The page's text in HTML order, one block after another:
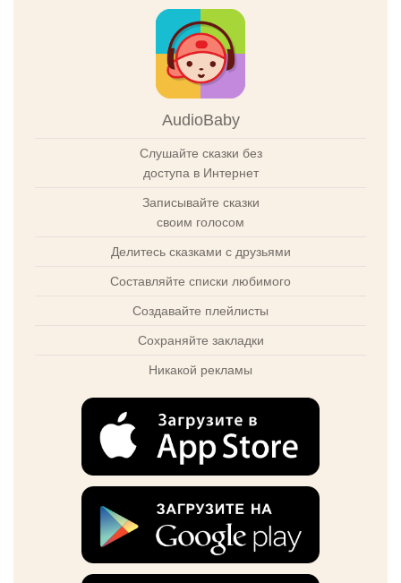
AudioBaby
Слушайте сказки без
доступа в Интернет
Записывайте сказки
своим голосом
Делитесь сказками с друзьями
Составляйте списки любимого
Создавайте плейлисты
Сохраняйте закладки
Никакой рекламы